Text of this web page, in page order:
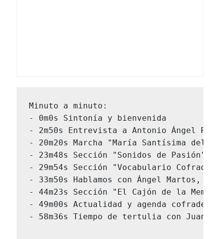
Minuto a minuto:
- 0m0s Sintonía y bienvenida
- 2m50s Entrevista a Antonio Ángel
- 20m20s Marcha "María Santísima del
- 23m48s Sección "Sonidos de
- 29m54s Sección "Vocabulario
- 33m50s Hablamos con Ángel
- 44m23s Sección "El Cajón de la
- 49m00s Actualidad y agenda cofrade,
- 58m36s Tiempo de tertulia con Juan